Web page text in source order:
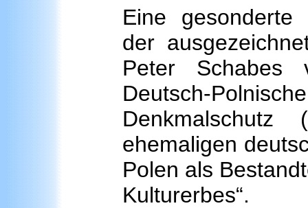
Eine gesonderte
der
Peter Schabes
Deutsch-
ehemaligen
Polen als
Kulturerbes“.